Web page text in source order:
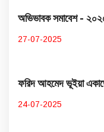
অভিভাবক সমাবেশ -
27-07-2025
ফরিদ আহমেদ ভূইয়া
24-07-2025